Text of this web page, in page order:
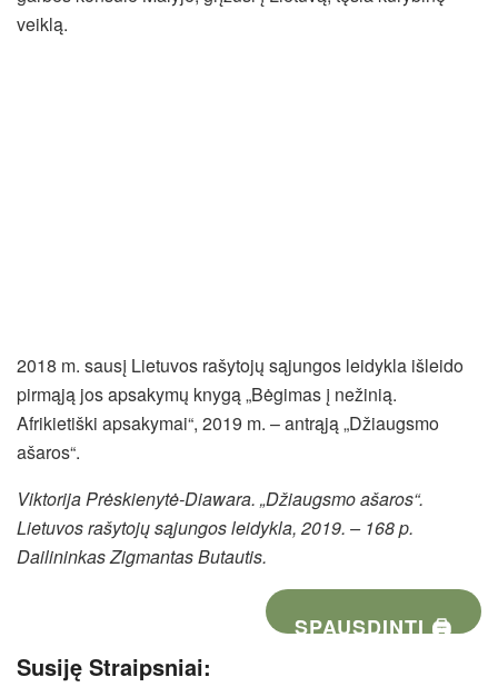
veiklą.
2018 m. sausį Lietuvos rašytojų sąjungos leidykla išleido
pirmąją jos apsakymų knygą „Bėgimas į nežinią.
Afrikietiški apsakymai“, 2019 m. – antrąją „Džiaugsmo
ašaros“.
Viktorija Prėskienytė-Diawara. „Džiaugsmo ašaros“.
Lietuvos rašytojų sąjungos leidykla, 2019. – 168 p.
Dailininkas Zigmantas Butautis.
SPAUSDINTI 🖨
Susiję Straipsniai: